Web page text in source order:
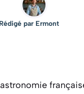
Rédigé par Ermont